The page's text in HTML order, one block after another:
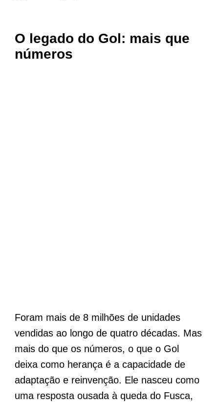
O legado do Gol: mais que
números
Foram mais de 8 milhões de unidades
vendidas ao longo de quatro décadas. Mas
mais do que os números, o que o Gol
deixa como herança é a capacidade de
adaptação e reinvenção. Ele nasceu como
uma resposta ousada à queda do Fusca,